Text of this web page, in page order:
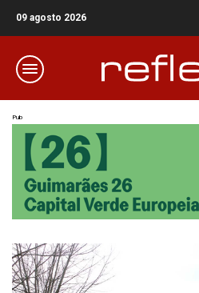
09 agosto 2026
Pub